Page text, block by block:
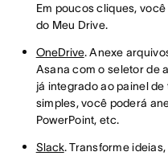
Em poucos cliques,
do Meu Drive.
OneDrive. Anexe
Asana com o seletor de
já integrado ao painel
simples, você poderá
PowerPoint, etc.
Slack. Transforme